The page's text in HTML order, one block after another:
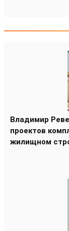
Владимир
проектов
жилищном